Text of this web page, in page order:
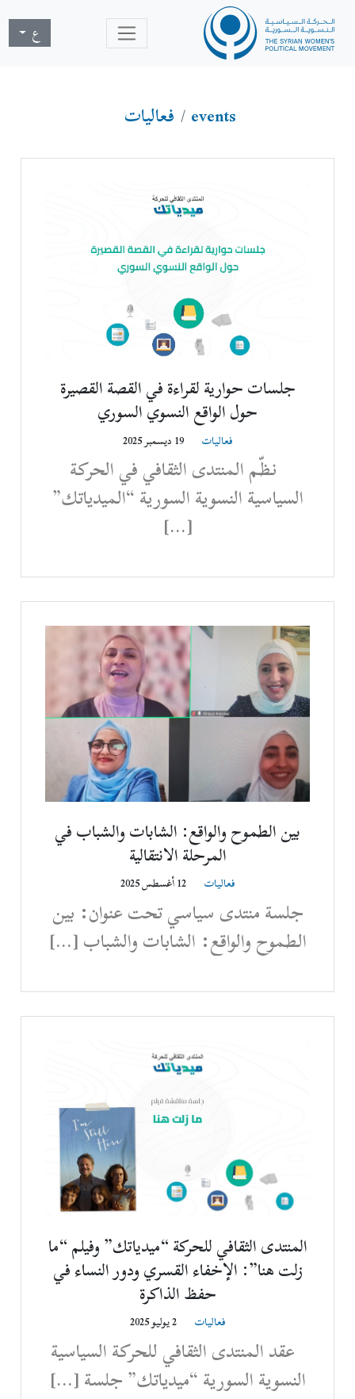
ع
events فعاليات
جلسات حوارية لقراءة في القصة القصيرة
حول الواقع النسوي السوري
فعاليات 19 ديسمبر 2025
نظّم المنتدى الثقافي في الحركة
السياسية النسوية السورية “الميدياتك”
[…]
بين الطموح والواقع: الشابات والشباب في
المرحلة الانتقالية
فعاليات 12 أغسطس 2025
جلسة منتدى سياسي تحت عنوان: بين
الطموح والواقع: الشابات والشباب […]
المنتدى الثقافي للحركة “ميدياتك” وفيلم “ما
زلت هنا”: الإخفاء القسري ودور النساء في
حفظ الذاكرة
فعاليات
عقد المنتدى الثقافي للحركة السياسية
النسوية السورية “ميدياتك” جلسة […]